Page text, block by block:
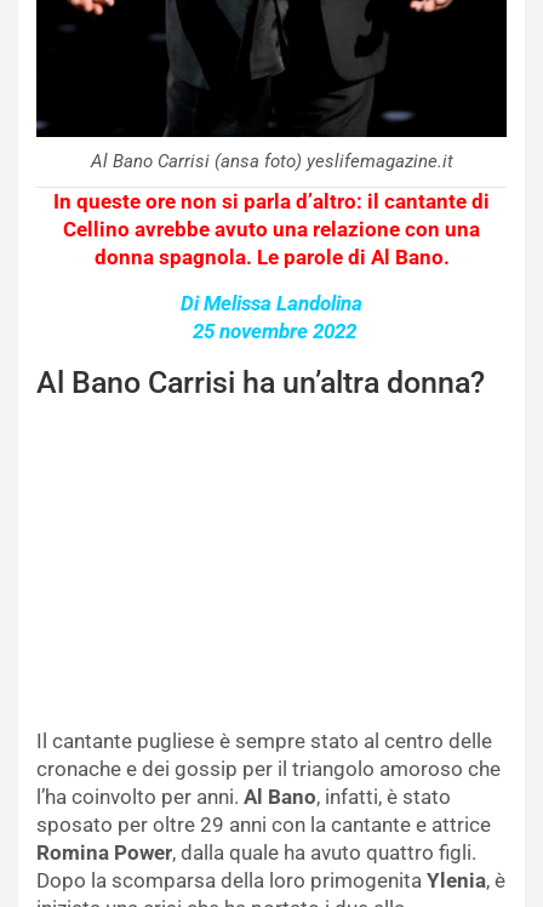
Al Bano Carrisi (ansa foto) yeslifemagazine.it
In queste ore non si parla d’altro: il cantante di
Cellino avrebbe avuto una relazione con una
donna spagnola. Le parole di Al Bano.
Di Melissa Landolina
25 novembre 2022
Al Bano Carrisi ha un’altra donna?
Il cantante pugliese è sempre stato al centro delle
cronache e dei gossip per il triangolo amoroso che
l’ha coinvolto per anni. Al Bano, infatti, è stato
sposato per oltre 29 anni con la cantante e attrice
Romina Power, dalla quale ha avuto quattro figli.
Dopo la scomparsa della loro primogenita Ylenia, è